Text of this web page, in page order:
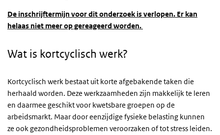
De inschrijftermijn voor dit onderzoek is verlopen. Er kan
helaas niet meer op gereageerd worden.
Wat is kortcyclisch werk?
Kortcyclisch werk bestaat uit korte afgebakende taken die
herhaald worden. Deze werkzaamheden zijn makkelijk te leren
en daarmee geschikt voor kwetsbare groepen op de
arbeidsmarkt. Maar door eenzijdige fysieke belasting kunnen
ze ook gezondheidsproblemen veroorzaken of tot stress leiden.